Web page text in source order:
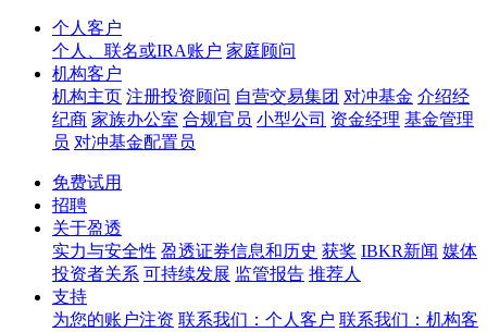
个人客户
个人、联名或IRA账户 家庭顾问
机构客户
机构主页 注册投资顾问 自营交易集团 对冲基金 介绍经
纪商 家族办公室 合规官员 小型公司 资金经理 基金管理
员 对冲基金配置员
免费试用
招聘
关于盈透
实力与安全性 盈透证券信息和历史 获奖 IBKR新闻 媒体
投资者关系 可持续发展 监管报告 推荐人
支持
为您的账户注资 联系我们：个人客户 联系我们：机构客